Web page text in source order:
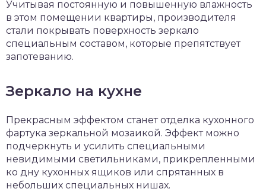
Учитывая постоянную и повышенную влажность
в этом помещении квартиры, производителя
стали покрывать поверхность зеркало
специальным составом, которые препятствует
запотеванию.
Зеркало на кухне
Прекрасным эффектом станет отделка кухонного
фартука зеркальной мозаикой. Эффект можно
подчеркнуть и усилить специальными
невидимыми светильниками, прикрепленными
ко дну кухонных ящиков или спрятанных в
небольших специальных нишах.